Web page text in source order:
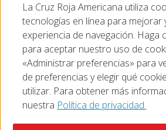
La Cruz Roja Americana utiliza
tecnologías en línea para mejorar
experiencia de navegación. Haga
para aceptar nuestro uso de
«Administrar preferencias» para
de preferencias y elegir qué
utilizar. Para obtener más
nuestra Política de privacidad.